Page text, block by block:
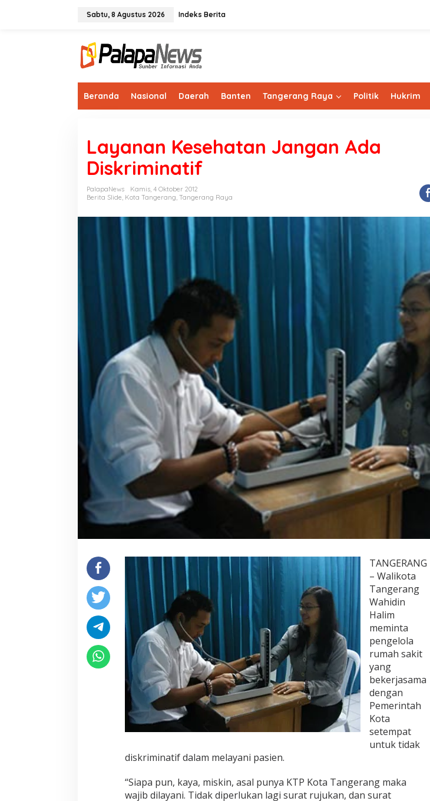
Sabtu, 8 Agustus 2026 Indeks Berita
Beranda Nasional Daerah Banten Tangerang Raya Politik Hukrim
Layanan Kesehatan Jangan Ada
Diskriminatif
PalapaNews
Kamis, 4 Oktober 2012
Berita Slide, Kota Tangerang, Tangerang Raya
TANGERANG
– Walikota
Tangerang
Wahidin
Halim
meminta
pengelola
rumah sakit
yang
bekerjasama
dengan
Pemerintah
Kota
setempat
untuk tidak
diskriminatif dalam melayani pasien.
“Siapa pun, kaya, miskin, asal punya KTP Kota Tangerang maka
wajib dilayani. Tidak diperlukan lagi surat rujukan, dan surat